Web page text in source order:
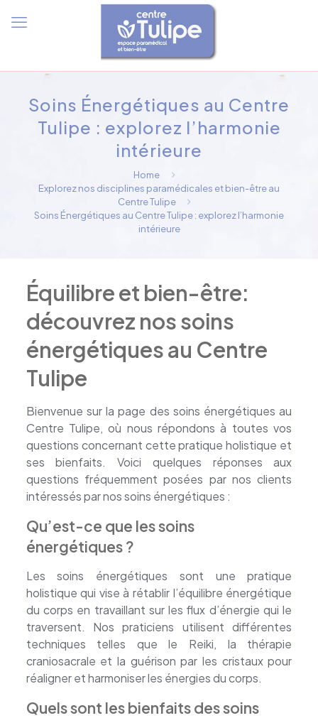
Soins Énergétiques au Centre
Tulipe : explorez l’harmonie
intérieure
Home
Explorez nos disciplines paramédicales et bien-être au
Centre Tulipe
Soins Énergétiques au Centre Tulipe : explorez l’harmonie
intérieure
Équilibre et bien-être:
découvrez nos soins
énergétiques au Centre
Tulipe
Bienvenue sur la page des soins énergétiques au
Centre Tulipe, où nous répondons à toutes vos
questions concernant cette pratique holistique et
ses bienfaits. Voici quelques réponses aux
questions fréquemment posées par nos clients
intéressés par nos soins énergétiques :
Qu’est-ce que les soins
énergétiques ?
Les soins énergétiques sont une pratique
holistique qui vise à rétablir l’équilibre énergétique
du corps en travaillant sur les flux d’énergie qui le
traversent. Nos praticiens utilisent différentes
techniques telles que le Reiki, la thérapie
craniosacrale et la guérison par les cristaux pour
réaligner et harmoniser les énergies du corps.
Quels sont les bienfaits des soins